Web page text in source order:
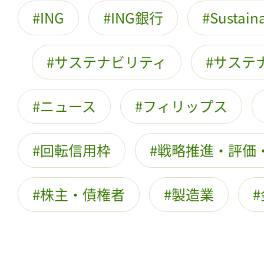
ING ING銀行
サステナビリティ サステ
ニュース フィリップス
回転信用枠 戦略推進・評価
株主・債権者 製造業